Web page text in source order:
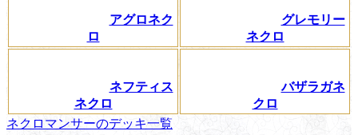
アグロネク
ロ
グレモリー
ネクロ
ネフティス
ネクロ
バザラガネ
クロ
ネクロマンサーのデッキ一覧